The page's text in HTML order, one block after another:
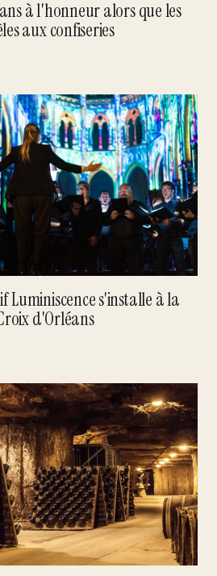
à l'honneur alors que les
aux confiseries
Luminiscence s'installe à la
d'Orléans